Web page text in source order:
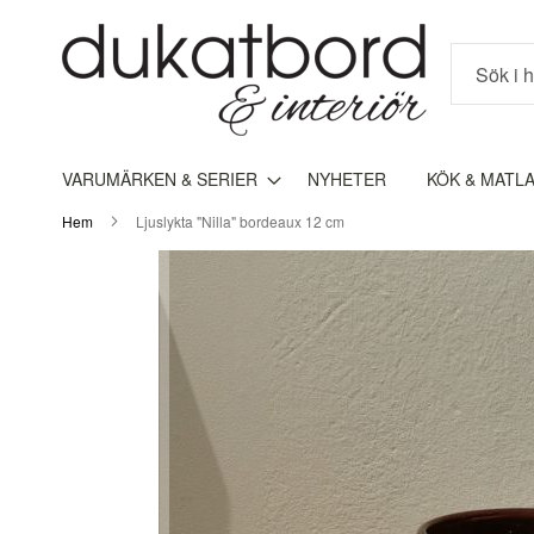
Sök
VARUMÄRKEN & SERIER NYHETER KÖK &
Hem Ljuslykta "Nilla" bordeaux 12 cm